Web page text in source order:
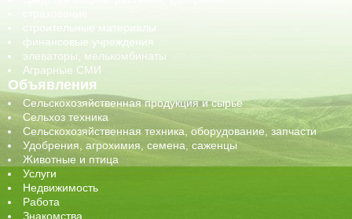
строительные материалы
финансовые учреждения
элеваторы, мелькомбинаты
Аграрные СМИ
Объявления
Сельскохозяйственная продукция и сырье
Сельхоз техника
Сельскохозяйственная техника, оборудование, запчасти
Удобрения, агрохимия, семена, саженцы
Животные и птица
Услуги
Недвижимость
Работа
Знакомства